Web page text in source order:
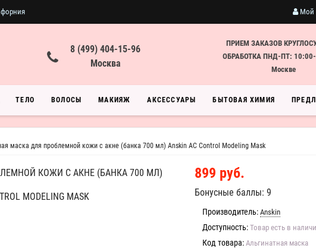
Мой
8 (499) 404-15-96
Москва
ПРИЕМ ЗАКАЗОВ
ОБРАБОТКА ПНД-ПТ:
Москве
ТЕЛО ВОЛОСЫ МАКИЯЖ АКСЕССУАРЫ БЫТОВАЯ ХИМИЯ
маска для проблемной кожи с акне (банка 700 мл) Anskin AC Control Modeling Mask
КОЖИ С АКНЕ (БАНКА 700 МЛ)
MODELING MASK
899 руб.
Бонусные баллы: 9
Производитель: Anskin
Доступность: Товар есть в
Код товара: Альгинатная маска